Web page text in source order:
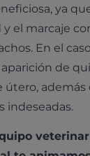
ya
el marcaje
En el
de
útero, además
indeseadas.